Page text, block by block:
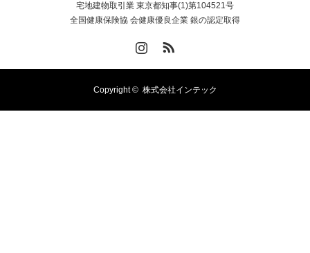
宅地建物取引業 東京都知事(1)第104521号
全国健康保険協 会健康優良企業 銀の認定取得
Copyright © 株式会社インテック